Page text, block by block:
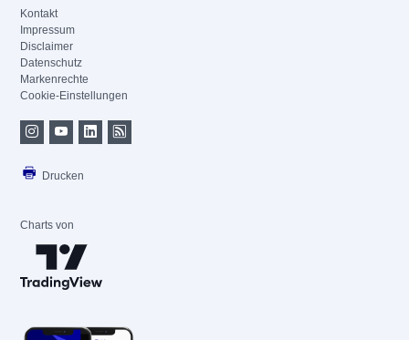
Kontakt
Impressum
Disclaimer
Datenschutz
Markenrechte
Cookie-Einstellungen
Drucken
Charts von